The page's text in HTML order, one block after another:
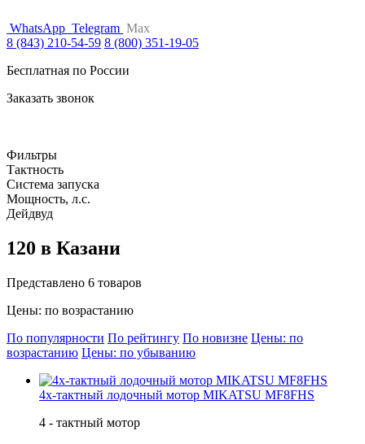
WhatsApp Telegram Max
8 (843) 210-54-59 8 (800) 351-19-05
Бесплатная по России
Заказать звонок
Фильтры
Тактность
Система запуска
Мощность, л.с.
Дейдвуд
120 в Казани
Представлено 6 товаров
Цены: по возрастанию
По популярности По рейтингу По новизне Цены: по
возрастанию Цены: по убыванию
4х-тактный лодочный мотор MIKATSU MF8FHS
4 - тактный мотор